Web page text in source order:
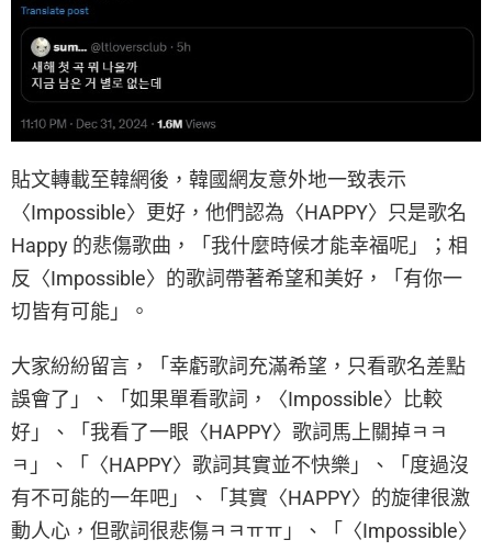
貼文轉載至韓網後，韓國網友意外地一致表示
〈Impossible〉更好，他們認為〈HAPPY〉只是歌名
Happy 的悲傷歌曲，「我什麼時候才能幸福呢」；相
反〈Impossible〉的歌詞帶著希望和美好，「有你一
切皆有可能」。
大家紛紛留言，「幸虧歌詞充滿希望，只看歌名差點
誤會了」、「如果單看歌詞，〈Impossible〉比較
好」、「我看了一眼〈HAPPY〉歌詞馬上關掉ㅋㅋ
ㅋ」、「〈HAPPY〉歌詞其實並不快樂」、「度過沒
有不可能的一年吧」、「其實〈HAPPY〉的旋律很激
動人心，但歌詞很悲傷ㅋㅋㅠㅠ」、「〈Impossible〉